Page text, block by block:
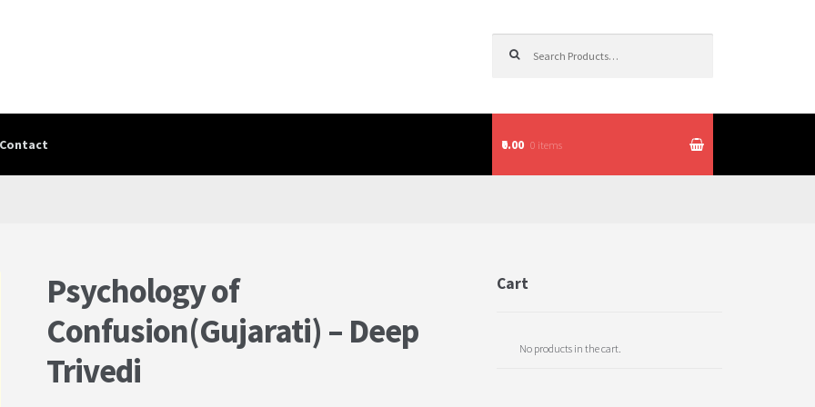
Contact ₹0.00 0 items
Psychology of
Confusion(Gujarati) – Deep
Trivedi
Cart
No products in the cart.